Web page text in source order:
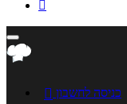

 כניסה לחשבון